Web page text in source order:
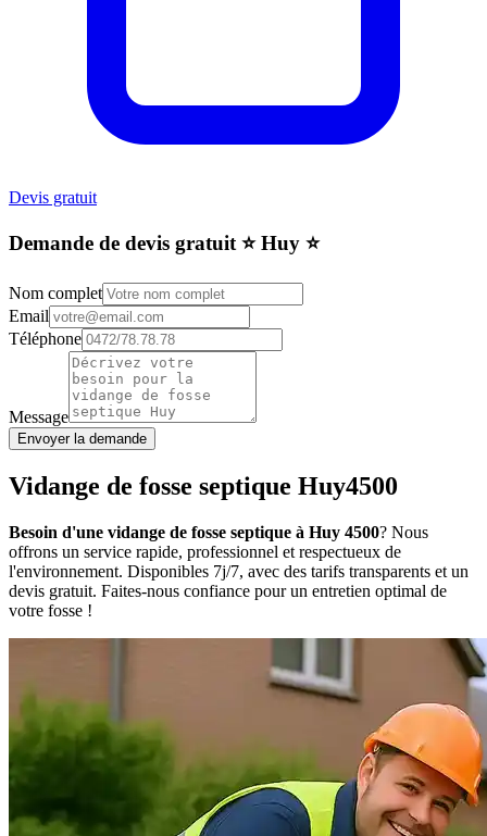
Devis gratuit
Demande de devis gratuit ⭐️ Huy ⭐️
Nom complet
Email
Téléphone
Message
Envoyer la demande
Vidange de fosse septique Huy4500
Besoin d'une vidange de fosse septique à Huy 4500? Nous
offrons un service rapide, professionnel et respectueux de
l'environnement. Disponibles 7j/7, avec des tarifs transparents et un
devis gratuit. Faites-nous confiance pour un entretien optimal de
votre fosse !